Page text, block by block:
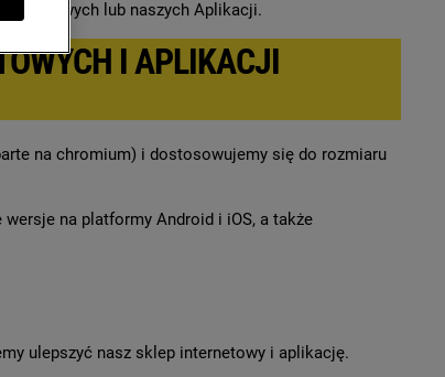
lub naszych Aplikacji.
I APLIKACJI
na chromium) i dostosowujemy się do rozmiaru
na platformy Android i iOS, a także
ulepszyć nasz sklep internetowy i aplikację.